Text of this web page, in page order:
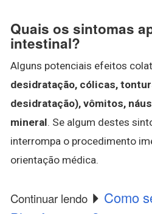
Quais os sintomas
intestinal?
Alguns potenciais efeitos
desidratação, cólicas,
desidratação), vômitos,
mineral. Se algum destes
interrompa o procedimento
orientação médica.
Continuar lendo
Como